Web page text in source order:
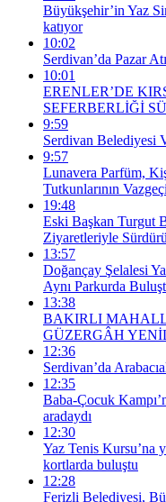
Büyükşehir’in Yaz
katıyor
10:02
Serdivan’da Pazar
10:01
ERENLER’DE
SEFERBERLİĞİ
9:59
Serdivan Belediyesi
9:57
Lunavera Parfüm,
Tutkunlarının
19:48
Eski Başkan Turgut
Ziyaretleriyle
13:57
Doğançay Şelalesi
Aynı Parkurda
13:38
BAKIRLI
GÜZERGÂH
12:36
Serdivan’da
12:35
Baba-Çocuk
aradaydı
12:30
Yaz Tenis Kursu’na
kortlarda buluştu
12:28
Ferizli Belediyesi,